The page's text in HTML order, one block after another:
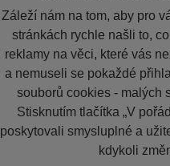
Záleží nám na tom, aby pro
stránkách rychle našli to,
reklamy na věci, které vás
a nemuseli se pokaždé
souborů cookies - malých
Stisknutím tlačítka „V
poskytovali smysluplné a
kdykoli